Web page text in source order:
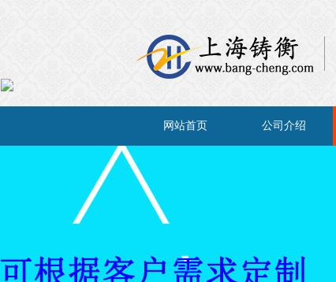
网站首页 公司介绍
×